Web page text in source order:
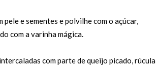
e sementes e polvilhe com o açúcar,
com a varinha mágica.
com parte de queijo picado, rúcula